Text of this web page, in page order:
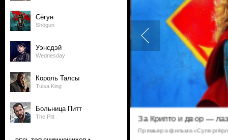
Сёгун
Shōgun
Уэнсдэй
Wednesday
Король Талсы
Tulsa King
Больница Питт
The Pitt
пивом отрубленные За Крипто и двор —
Премьера фильма